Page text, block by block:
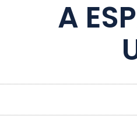
A